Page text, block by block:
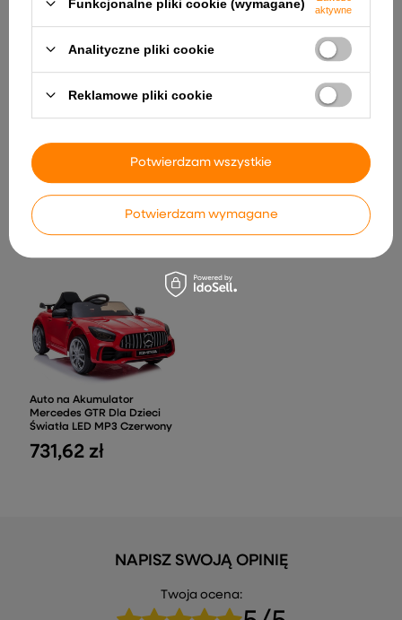
Auto Na Akumulator S618
1 920,65 zł
Edukacyjny Sześcian Uczę
Się Bawiąc Język Polski
Clementoni 50695
150,72 zł
Auto na Akumulator
Mercedes GTR Dla Dzieci
Światła LED MP3 Czerwony
731,62 zł
NAPISZ SWOJĄ OPINIĘ
Twoja ocena:
Funkcjonalne pliki cookie (wymagane)
aktywne
Analityczne pliki cookie
Reklamowe pliki cookie
Potwierdzam wymagane
Potwierdzam wszystkie